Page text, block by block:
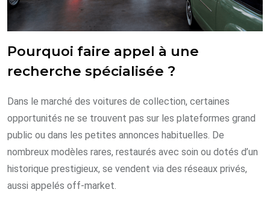
Pourquoi faire appel à une
recherche spécialisée ?
Dans le marché des voitures de collection, certaines
opportunités ne se trouvent pas sur les plateformes grand
public ou dans les petites annonces habituelles. De
nombreux modèles rares, restaurés avec soin ou dotés d’un
historique prestigieux, se vendent via des réseaux privés,
aussi appelés off-market.